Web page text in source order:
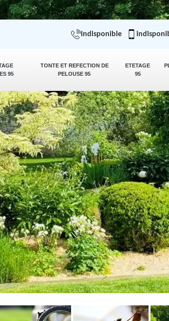
95
TONTE ET REFECTION DE
PELOUSE 95
ETETAGE
95
indisponible